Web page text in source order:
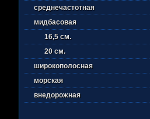
среднечастотная
мидбасовая
16,5 см.
20 см.
широкополосная
морская
внедорожная